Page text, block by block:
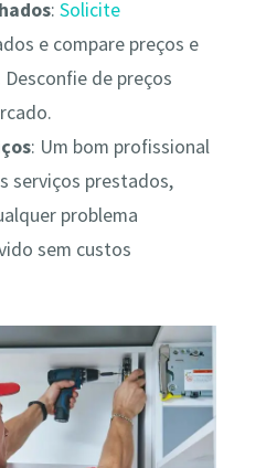
:Solicite
e compare preços e
de preços
: Um bom profissional
serviços prestados,
problema
sem custos